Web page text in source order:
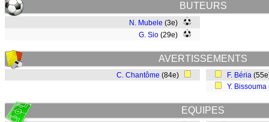
BUTEURS
N. Mubele (3e)
G. Sio (29e)
AVERTISSEMENTS
C. Chantôme (84e) F. Béria
Y. Bissouma
EQUIPES